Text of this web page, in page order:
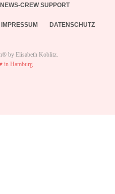
NEWS-CREW SUPPORT
IMPRESSUM DATENSCHUTZ
by Elisabeth Koblitz.
in Hamburg